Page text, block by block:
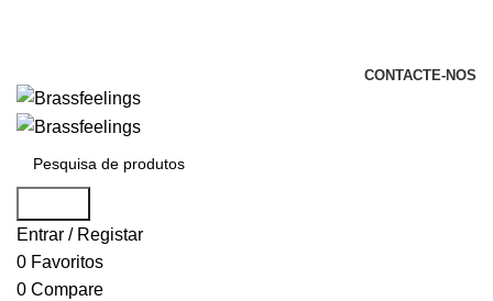
CONTACTE-NOS
Entrar / Registar
0 Favoritos
0 Compare